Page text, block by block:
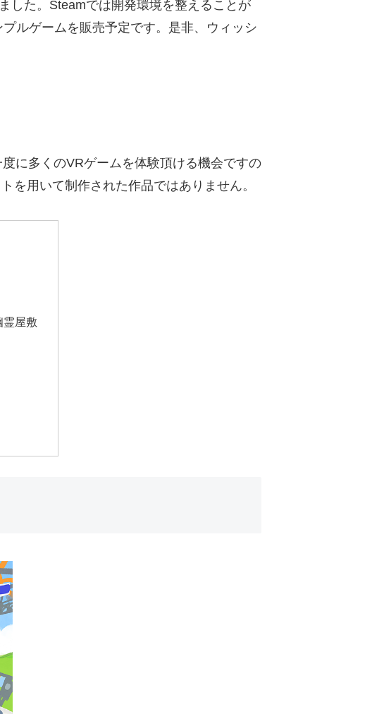
した。Steamでは開発環境を整えることが
ルゲームを販売予定です。是非、ウィッシ
に多くのVRゲームを体験頂ける機会ですの
を用いて制作された作品ではありません。
霊屋敷